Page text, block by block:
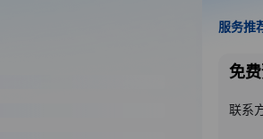
服务推
免
联系